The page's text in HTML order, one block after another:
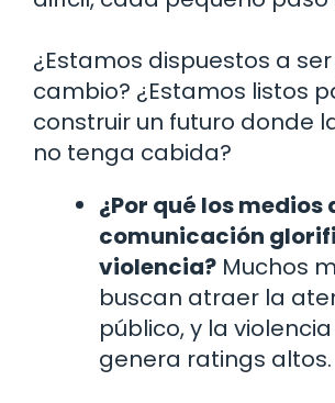
¿Estamos dispuestos a
cambio? ¿Estamos listos
construir un futuro donde
no tenga cabida?
¿Por qué los medios
comunicación
violencia? Muchos
buscan atraer la
público, y la
genera ratings altos.